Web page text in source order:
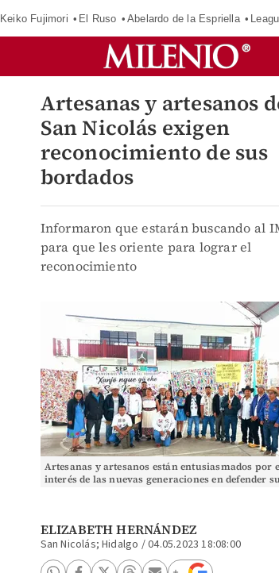
Keiko Fujimori El Ruso Abelardo de la Espriella
Artesanas y artesanos
San Nicolás exigen
reconocimiento de sus
bordados
Informaron que estarán buscando al
para que les oriente para lograr el
reconocimiento
Artesanas y artesanos están entusiasmados por
interés de las nuevas generaciones en defender
ELIZABETH HERNÁNDEZ
San Nicolás; Hidalgo /04.05.2023 18:08:00